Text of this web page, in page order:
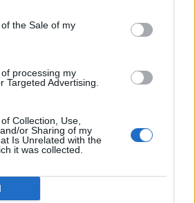
the Sale of my
processing my
Targeted Advertising.
Collection, Use,
or Sharing of my
Is Unrelated with the
it was collected.
többmillióan vártunk: szombattól
csökken a riasztás